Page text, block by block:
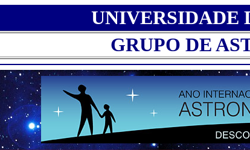
UNIVERSIDADE
GRUPO DE